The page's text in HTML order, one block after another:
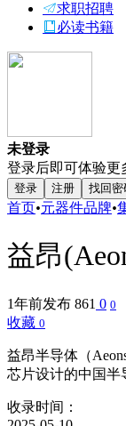
求职招聘
必读书籍
未登录
登录后即可体验更
登录 注册 找回密
首页•元器件品牌•
益昂
1年前发布 861 0 0
收藏 0
益昂半导体（
芯片设计的中国半
收录时间：